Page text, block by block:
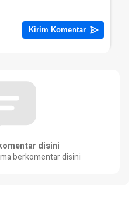
disini
berkomentar disini